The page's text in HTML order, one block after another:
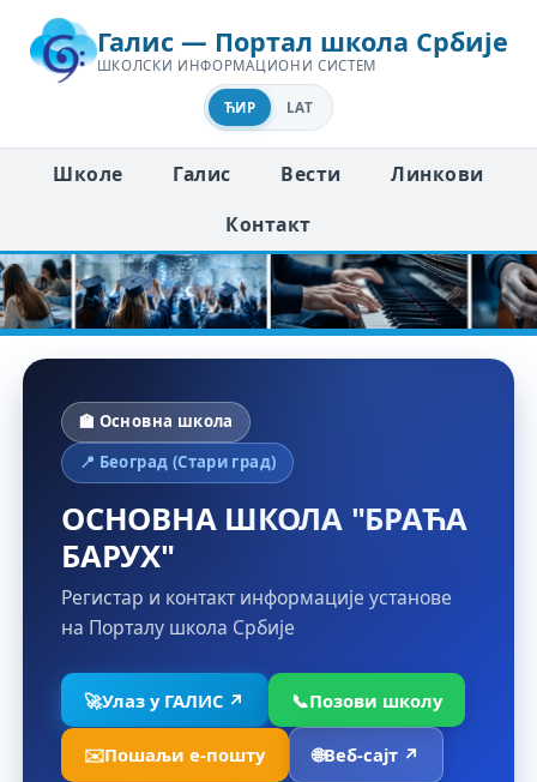
Галис — Портал школа Србије
ШКОЛСКИ ИНФОРМАЦИОНИ СИСТЕМ
ЋИР LAT
Школе Галис Вести
Линкови
Контакт
🏫 Основна школа
📍 Београд (Стари град)
ОСНОВНА ШКОЛА "БРАЋА
БАРУХ"
Регистар и контакт информације установе
на Порталу школа Србије
🚀Улаз у ГАЛИС ↗ 📞Позови школу
✉️Пошаљи е-пошту 🌐Веб-сајт ↗